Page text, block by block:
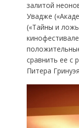
залитой
Увадже
(«Тайны и
сравнить ее с
Питера